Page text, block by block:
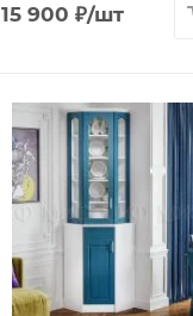
15 900 ₽/шт